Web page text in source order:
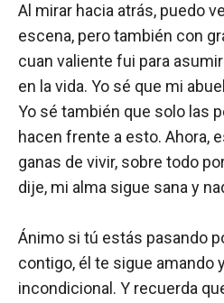
Al mirar hacia atrás, puedo
escena, pero también con
cuan valiente fui para
en la vida. Yo sé que mi
Yo sé también que solo las
hacen frente a esto. Ahora,
ganas de vivir, sobre todo
dije, mi alma sigue sana y
Ánimo si tú estás pasando
contigo, él te sigue amando
incondicional. Y recuerda